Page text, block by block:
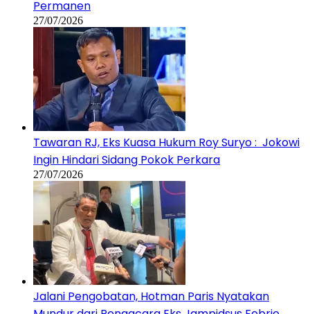
Permanen
27/07/2026
Tawaran RJ, Eks Kuasa Hukum Roy Suryo : Jokowi
Ingin Hindari Sidang Pokok Perkara
27/07/2026
Jalani Pengobatan, Hotman Paris Nyatakan